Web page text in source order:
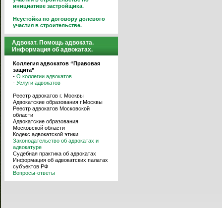
инициативе застройщика.
Неустойка по договору долевого
участия в строительстве.
Адвокат. Помощь адвоката.
Информация об адвокатах.
Коллегия адвокатов “Правовая
защита”
- О коллегии адвокатов
- Услуги адвокатов
Реестр адвокатов г. Москвы
Адвокатские образования г.Москвы
Реестр адвокатов Московской
области
Адвокатские образования
Московской области
Кодекс адвокатской этики
Законодательство об адвокатах и
адвокатуре
Судебная практика об адвокатах
Информация об адвокатских палатах
субъектов РФ
Вопросы-ответы